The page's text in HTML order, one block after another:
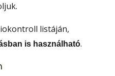
listáján,
is használható.